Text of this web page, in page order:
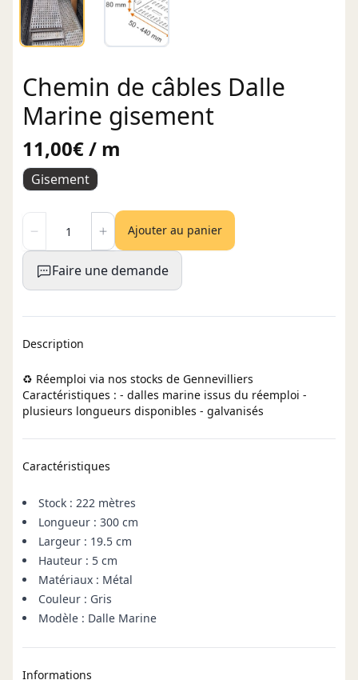
Chemin de câbles Dalle
Marine gisement
11,00€ / m
Gisement
Ajouter au panier
Faire une demande
Description
♻️ Réemploi via nos stocks de Gennevilliers
Caractéristiques : - dalles marine issus du réemploi -
plusieurs longueurs disponibles - galvanisés
Caractéristiques
Stock : 222 mètres
Longueur : 300 cm
Largeur : 19.5 cm
Hauteur : 5 cm
Matériaux : Métal
Couleur : Gris
Modèle : Dalle Marine
Informations